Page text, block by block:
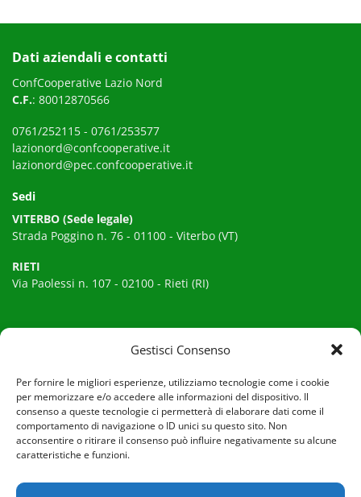
Gestisci Consenso
Per fornire le migliori esperienze, utilizziamo tecnologie come i cookie
per memorizzare e/o accedere alle informazioni del dispositivo. Il
consenso a queste tecnologie ci permetterà di elaborare dati come il
comportamento di navigazione o ID unici su questo sito. Non
acconsentire o ritirare il consenso può influire negativamente su alcune
caratteristiche e funzioni.
Dati aziendali e contatti
ConfCooperative Lazio Nord
C.F.: 80012870566
0761/252115 - 0761/253577
lazionord@confcooperative.it
lazionord@pec.confcooperative.it
Sedi
VITERBO (Sede legale)
Strada Poggino n. 76 - 01100 - Viterbo (VT)
RIETI
Via Paolessi n. 107 - 02100 - Rieti (RI)
Cookie policy
Canali social